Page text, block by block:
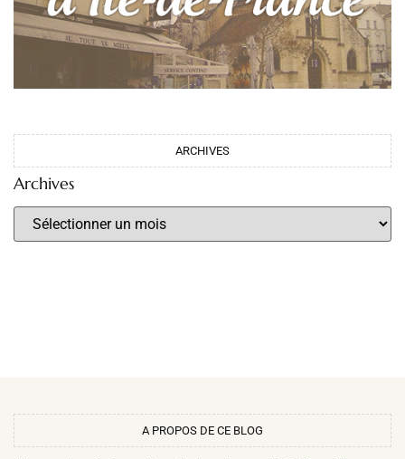
ARCHIVES
Archives
A PROPOS DE CE BLOG​